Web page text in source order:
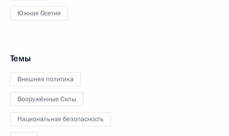
Южная Осетия
Темы
Внешняя политика
Вооружённые Силы
Национальная безопасность